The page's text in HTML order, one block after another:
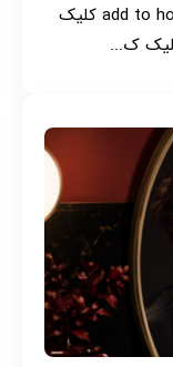
از منوی باز شده روی گزینه add to home screen کلیک